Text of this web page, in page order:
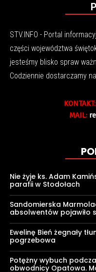
STV.INFO - Portal
części województwa
jesteśmy blisko spraw
Codziennie dostarczamy
KONTAKT:
MAIL:
Nie żyje ks. Adam
parafii w Stodołach
Sandomierska
absolwentów pojawiło
Ewelinę Bień żegnały
pogrzebowa
Potężny wybuch
obwodnicy Opatowa.